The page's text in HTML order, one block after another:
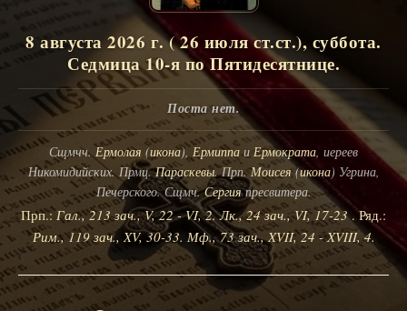
8 августа 2026 г. ( 26 июля ст.ст.), суббота.
Седмица 10-я по Пятидесятнице.
Поста нет.
Сщмчч.Ермолая (икона), Ермиппаи Ермократа , иереев
Никомидийских. Прмц.Параскевы. Прп.Моисея (икона) Угрина,
Печерского. Сщмч.Сергияпресвитера.
Прп.:Гал., 213 зач., V, 22 - VI, 2. Лк., 24 зач., VI, 17-23 . Ряд.:
Рим., 119 зач., XV, 30-33. Мф., 73 зач., XVII, 24 - XVIII, 4.